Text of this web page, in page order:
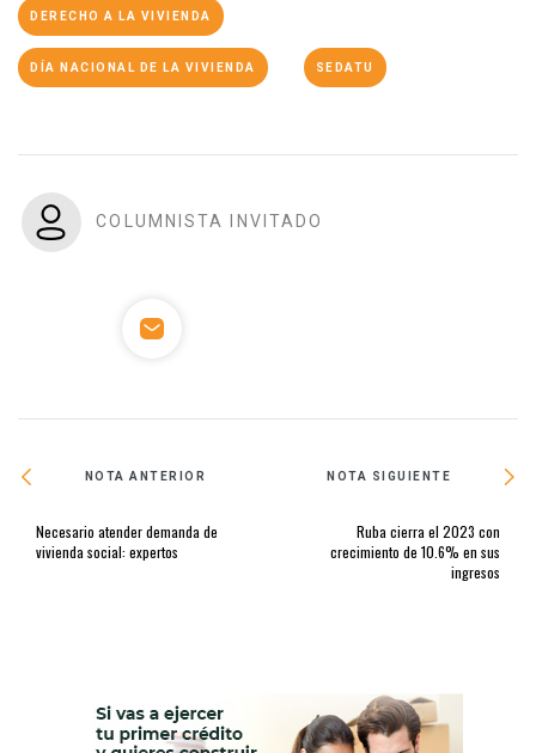
DERECHO A LA VIVIENDA
DÍA NACIONAL DE LA VIVIENDA SEDATU
COLUMNISTA INVITADO
NOTA ANTERIOR
Necesario atender demanda de
vivienda social: expertos
NOTA SIGUIENTE
Ruba cierra el 2023 con
crecimiento de 10.6% en sus
ingresos